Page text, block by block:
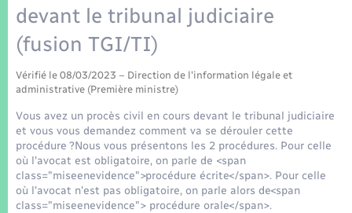
Sécurité - Prévention
Seniors
Transports
Voirie et espace public
devant le tribunal judiciaire
(fusion TGI/TI)
Vérifié le 08/03/2023 – Direction de l'information légale et
administrative (Première ministre)
Vous avez un procès civil en cours devant le tribunal judiciaire
et vous vous demandez comment va se dérouler cette
procédure ?Nous vous présentons les 2 procédures. Pour celle
où l'avocat est obligatoire, on parle de <span
class="miseenevidence">procédure écrite</span>. Pour celle
où l'avocat n'est pas obligatoire, on parle alors de<span
class="miseenevidence"> procédure orale</span>.